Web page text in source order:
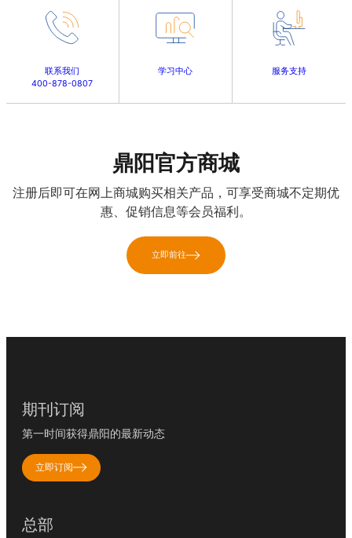
联系我们
400-878-0807
学习中心 服务支持
鼎阳官方商城
注册后即可在网上商城购买相关产品，可享受商城不定期优
惠、促销信息等会员福利。
立即前往
期刊订阅
第一时间获得鼎阳的最新动态
立即订阅
总部